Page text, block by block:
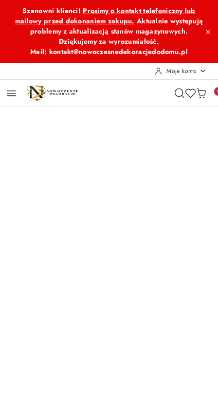
Przejdź do treści głównej
Przejdź do wyszukiwarki
Przejdź do moje konto
Przejdź do menu głównego
Przejdź do opisu produktu
Przejdź do stopki
Szanowni klienci! Prosimy o kontakt telefoniczny lub
mailowy przed dokonaniem zakupu. Aktualnie występują
problemy z aktualizacją stanów magazynowych.
Dziękujemy za wyrozumiałość.
Mail: kontakt@nowoczesnedekoracjedodomu.pl
Moje konto